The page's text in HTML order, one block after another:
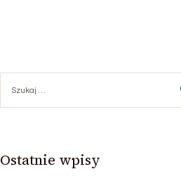
Ostatnie wpisy